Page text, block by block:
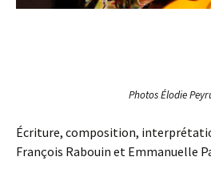
Photos Élodie
Écriture, composition,
François Rabouin et Emmanuelle